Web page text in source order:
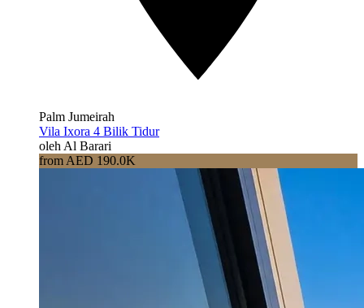
Palm Jumeirah
Vila Ixora 4 Bilik Tidur
oleh Al Barari
from AED 190.0K